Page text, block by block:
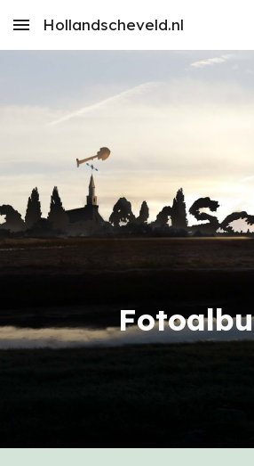
Skip to main content
Hollandscheveld.nl